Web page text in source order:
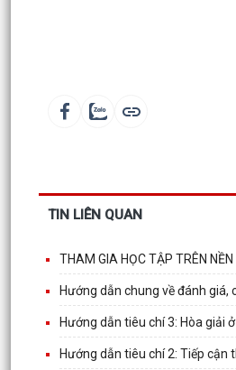
TIN LIÊN QUAN
THAM GIA HỌC TẬP TRÊN NỀN
Hướng dẫn chung về đánh
Hướng dẫn tiêu chí 3: Hòa giải
Hướng dẫn tiêu chí 2: Tiếp cận